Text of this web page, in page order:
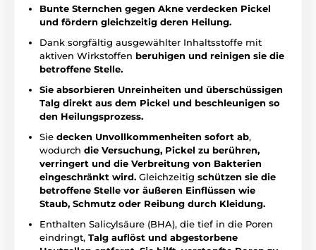
Bunte Sternchen gegen Akne verdecken Pickel
und fördern gleichzeitig deren Heilung.
Dank sorgfältig ausgewählter Inhaltsstoffe mit
aktiven Wirkstoffen beruhigen und reinigen sie die
betroffene Stelle.
Sie absorbieren Unreinheiten und überschüssigen
Talg direkt aus dem Pickel und beschleunigen so
den Heilungsprozess.
Sie decken Unvollkommenheiten sofort ab,
wodurch die Versuchung, Pickel zu berühren,
verringert und die Verbreitung von Bakterien
eingeschränkt wird. Gleichzeitig schützen sie die
betroffene Stelle vor äußeren Einflüssen wie
Staub, Schmutz oder Reibung durch Kleidung.
Enthalten Salicylsäure (BHA), die tief in die Poren
eindringt, Talg auflöst und abgestorbene